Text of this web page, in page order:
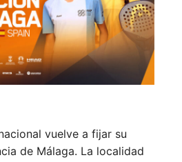
vuelve a fijar su
de Málaga. La localidad